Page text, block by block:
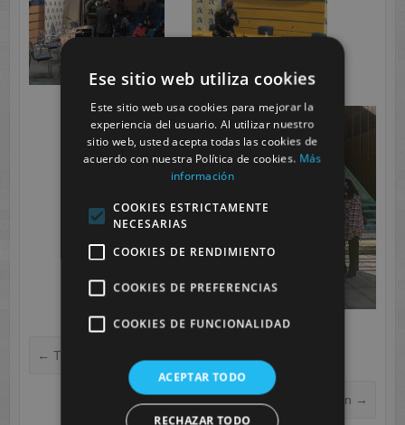
← Trabajamos la atención y la memoria
El movimiento libre y la relajación →
Ese sitio web utiliza cookies
Este sitio web usa cookies para mejorar la
experiencia del usuario. Al utilizar nuestro
sitio web, usted acepta todas las cookies de
acuerdo con nuestra Política de cookies. Más
información
COOKIES ESTRICTAMENTE
NECESARIAS
COOKIES DE RENDIMIENTO
COOKIES DE PREFERENCIAS
COOKIES DE FUNCIONALIDAD
ACEPTAR TODO
RECHAZAR TODO